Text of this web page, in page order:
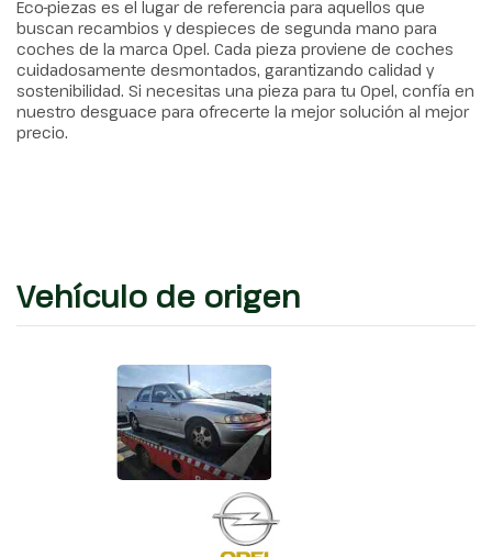
Eco-piezas es el lugar de referencia para aquellos que
buscan recambios y despieces de segunda mano para
coches de la marca Opel. Cada pieza proviene de coches
cuidadosamente desmontados, garantizando calidad y
sostenibilidad. Si necesitas una pieza para tu Opel, confía en
nuestro desguace para ofrecerte la mejor solución al mejor
precio.
Vehículo de origen